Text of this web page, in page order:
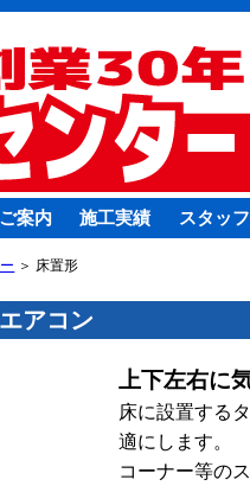
案内 施工実績 スタッ
＞ 床置形
アコン
上下左右に
床に設置する
適にします。
コーナー等の